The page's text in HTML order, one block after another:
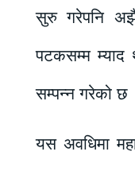
सुरु गरेपनि
पटकसम्म म्याद
सम्पन्न गरेको छ
यस अवधिमा